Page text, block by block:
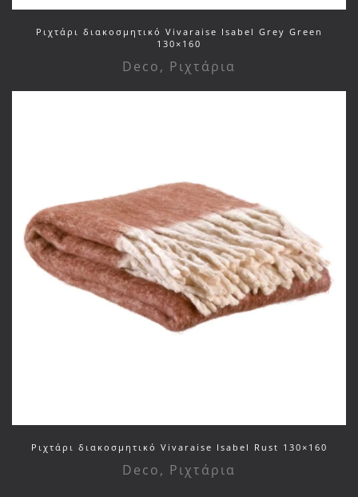
Ριχτάρι διακοσμητικό Vivaraise Isabel Grey Green
130×160
Deco, Ριχτάρια
Ριχτάρι διακοσμητικό Vivaraise Isabel Rust 130×160
Deco, Ριχτάρια